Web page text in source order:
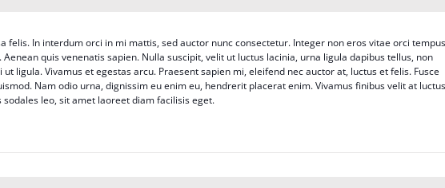
felis. In interdum orci in mi mattis, sed auctor nunc consectetur. Integer non eros vitae orci tempus
Aenean quis venenatis sapien. Nulla suscipit, velit ut luctus lacinia, urna ligula dapibus tellus, non
ligula. Vivamus et egestas arcu. Praesent sapien mi, eleifend nec auctor at, luctus et felis. Fusce
Nam odio urna, dignissim eu enim eu, hendrerit placerat enim. Vivamus finibus velit at luctus
sodales leo, sit amet laoreet diam facilisis eget.